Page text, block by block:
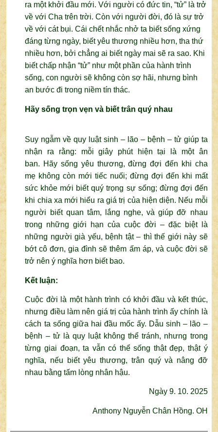
ra một khởi đầu mới. Với người có đức tin, “tử” là trở
về với Cha trên trời.Còn với người đời, đó là sự trở
về với cát bụi. Cái chết nhắc nhở ta biết sống xứng
đáng từng ngày, biết yêu thương nhiều hơn, tha thứ
nhiều hơn, bởi chẳng ai biết ngày mai sẽ ra sao. Khi
biết chấp nhận “tử” như một phần của hành trình
sống, con người sẽ không còn sợ hãi, nhưng bình
an bước đi trong niềm tín thác.
Hãy sống trọn vẹn và biết trân quý nhau
Suy ngẫm về quy luật sinh – lão – bệnh – tử giúp ta
nhận ra rằng: mỗi giây phút hiện tại là một ân
ban. Hãy sống yêu thương, đừng đợi đến khi cha
mẹ không còn mới tiếc nuối; đừng đợi đến khi mất
sức khỏe mới biết quý trọng sự sống; đừng đợi đến
khi chia xa mới hiểu ra giá trị của hiện diện. Nếu mỗi
người biết quan tâm, lắng nghe, và giúp đỡ nhau
trong những giới hạn của cuộc đời – đặc biệt là
những người già yếu, bệnh tật – thì thế giới này sẽ
bớt cô đơn, gia đình sẽ thêm ấm áp, và cuộc đời sẽ
trở nên ý nghĩa hơn biết bao.
Kết luận:
Cuộc đời là một hành trình có khởi đầu và kết thúc,
nhưng điều làm nên giá trị của hành trình ấy chính là
cách ta sống giữa hai đầu mốc ấy. Dẫu sinh – lão –
bệnh – tử là quy luật không thể tránh, nhưng trong
từng giai đoạn, ta vẫn có thể sống thật đẹp, thật ý
nghĩa, nếu biết yêu thương, trân quý và nâng đỡ
nhau bằng tấm lòng nhân hậu.
Ngày 9. 10. 2025
Anthony Nguyễn Chân Hồng. OH